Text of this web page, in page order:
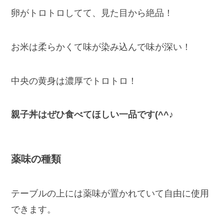
卵がトロトロしてて、見た目から絶品！
お米は柔らかくて味が染み込んで味が深い！
中央の黄身は濃厚でトロトロ！
親子丼はぜひ食べてほしい一品です(^^♪
薬味の種類
テーブルの上には薬味が置かれていて自由に使用
できます。